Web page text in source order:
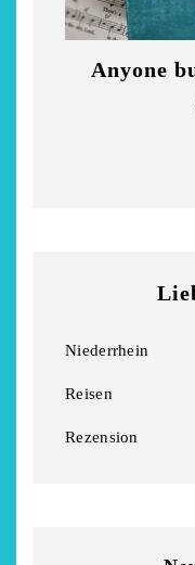
Hofcafés
Anyone
Niederrhein
Reisen
Rezension